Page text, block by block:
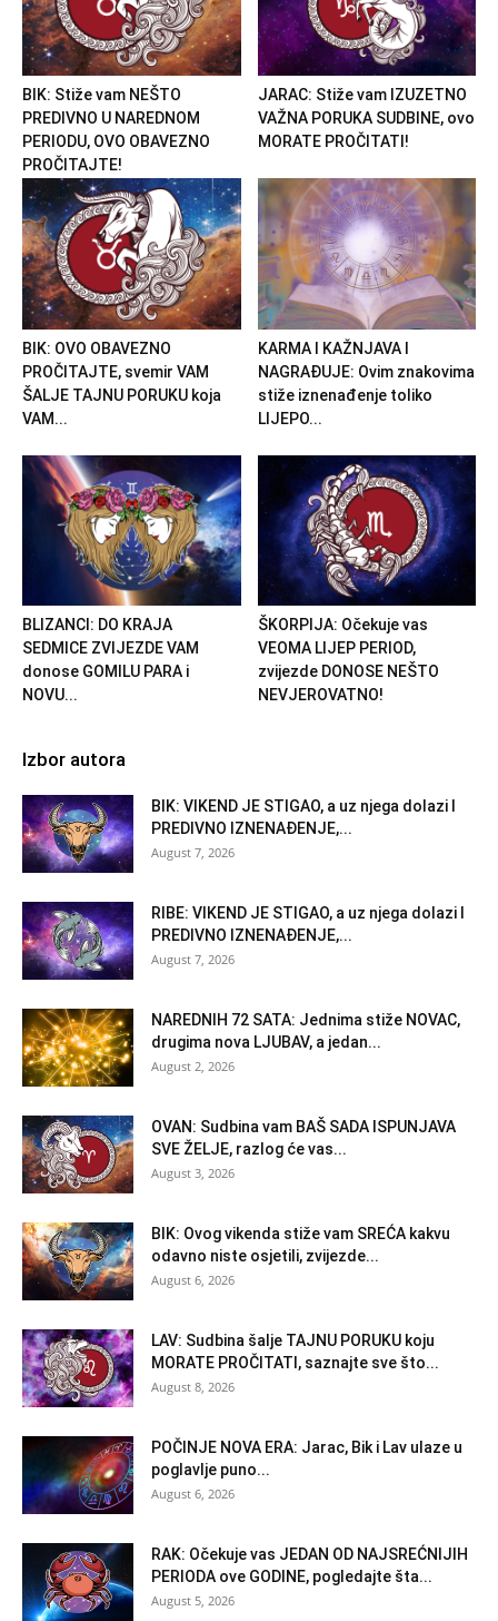
BIK: Stiže vam NEŠTO
PREDIVNO U NAREDNOM
PERIODU, OVO OBAVEZNO
PROČITAJTE!
JARAC: Stiže vam IZUZETNO
VAŽNA PORUKA SUDBINE, ovo
MORATE PROČITATI!
BIK: OVO OBAVEZNO
PROČITAJTE, svemir VAM
ŠALJE TAJNU PORUKU koja
VAM...
KARMA I KAŽNJAVA I
NAGRAĐUJE: Ovim znakovima
stiže iznenađenje toliko
LIJEPO...
BLIZANCI: DO KRAJA
SEDMICE ZVIJEZDE VAM
donose GOMILU PARA i
NOVU...
ŠKORPIJA: Očekuje vas
VEOMA LIJEP PERIOD,
zvijezde DONOSE NEŠTO
NEVJEROVATNO!
Izbor autora
BIK: VIKEND JE STIGAO, a uz njega dolazi I
PREDIVNO IZNENAĐENJE,...
August 7, 2026
RIBE: VIKEND JE STIGAO, a uz njega dolazi I
PREDIVNO IZNENAĐENJE,...
August 7, 2026
NAREDNIH 72 SATA: Jednima stiže NOVAC,
drugima nova LJUBAV, a jedan...
August 2, 2026
OVAN: Sudbina vam BAŠ SADA ISPUNJAVA
SVE ŽELJE, razlog će vas...
August 3, 2026
BIK: Ovog vikenda stiže vam SREĆA kakvu
odavno niste osjetili, zvijezde...
August 6, 2026
LAV: Sudbina šalje TAJNU PORUKU koju
MORATE PROČITATI, saznajte sve što...
August 8, 2026
POČINJE NOVA ERA: Jarac, Bik i Lav ulaze u
poglavlje puno...
August 6, 2026
RAK: Očekuje vas JEDAN OD NAJSREĆNIJIH
PERIODA ove GODINE, pogledajte šta...
August 5, 2026